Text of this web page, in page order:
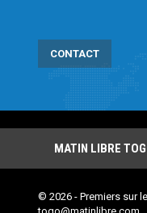
CONTACT
MATIN LIBRE
© 2026 - Premiers sur